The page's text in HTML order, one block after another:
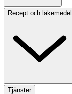
Recept och läkemedel
Tjänster